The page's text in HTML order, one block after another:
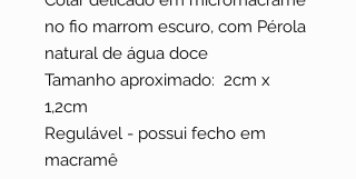
no fio marrom escuro, com Pérola
natural de água doce
Tamanho aproximado: 2cm x
1,2cm
Regulável - possui fecho em
macramê